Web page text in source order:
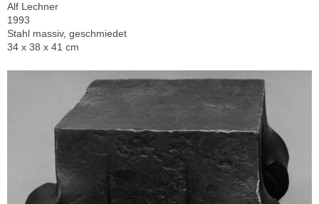
Alf Lechner
1993
Stahl massiv, geschmiedet
34 x 38 x 41 cm